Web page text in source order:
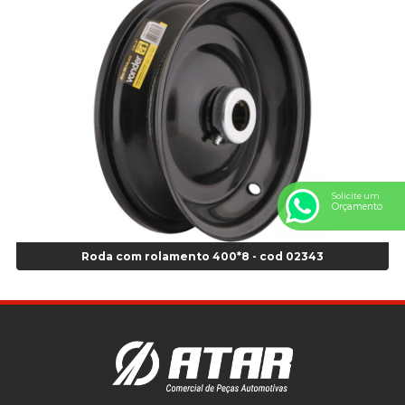
Anel Centralizador Peugeot 4pçs - Branco - Cod 01466
Anel Centralizador Renault 4pçs - Marrom - Cod 01467
Anel Centralizador Toyota 4pçs - Preto - Cod 01335
Anel Centralizador VW 4pçs - Laranja - Cod 00520
Anel de vedação Jumbo OR-224 TG - Cod: 03749
Anel de vedação Jumbo OR-449 Cod: 03752
Anel p/ montagem de pneu s/cam aro 22,5 - Cod 00166
Anel para Montagem do Pneu Sem Câmara Aro 24,5 - Cod 02935
Anel para Vedação OR 25 - Cod 01766
Anel para Vedação OR 325 - Cod 03390
Anel para Vedação OR 325 Nacional -Cod 01768
Anel para Vedação OR 329 - Cod 01769
Anel para Vedação OR 335 Importado - Cod 01771
Anel para Vedação OR 339 - Cod 01772
Anel para Vedação OR 345 - Cod 01773
Roda com rolamento 400*8 - cod 02343
Solicite um
Orçamento